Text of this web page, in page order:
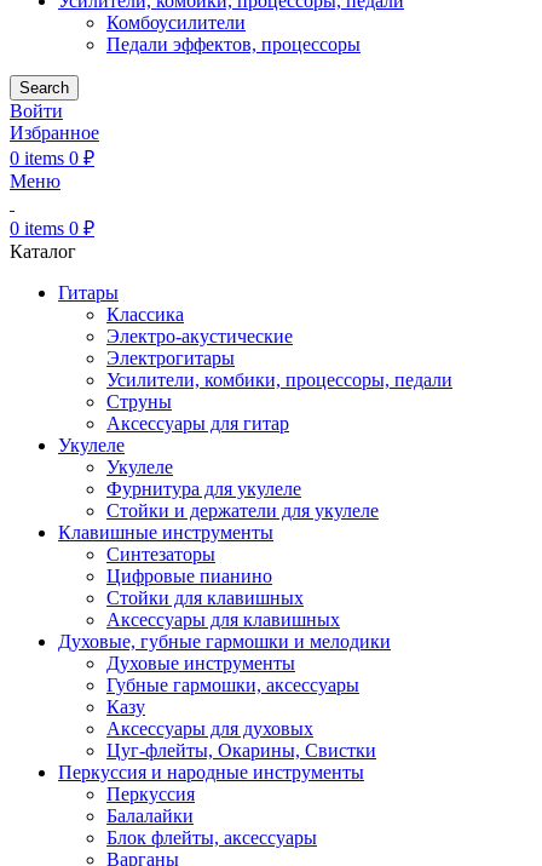
Комбоусилители
Педали эффектов, процессоры
Search
Войти
Избранное
0 items 0 ₽
Меню
0 items 0 ₽
Каталог
Гитары
Классика
Электро-акустические
Электрогитары
Усилители, комбики, процессоры, педали
Струны
Аксессуары для гитар
Укулеле
Укулеле
Фурнитура для укулеле
Стойки и держатели для укулеле
Клавишные инструменты
Синтезаторы
Цифровые пианино
Стойки для клавишных
Аксессуары для клавишных
Духовые, губные гармошки и мелодики
Духовые инструменты
Губные гармошки, аксессуары
Казу
Аксессуары для духовых
Цуг-флейты, Окарины, Свистки
Перкуссия и народные инструменты
Перкуссия
Балалайки
Блок флейты, аксессуары
Варганы